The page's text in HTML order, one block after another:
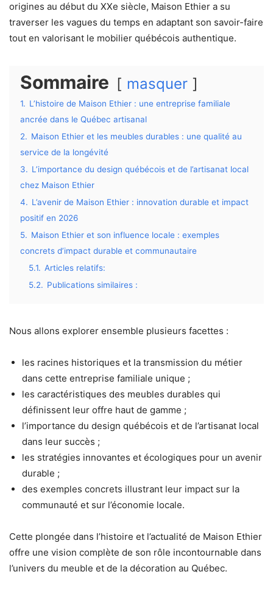
origines au début du XXe siècle, Maison Ethier a su
traverser les vagues du temps en adaptant son savoir-faire
tout en valorisant le mobilier québécois authentique.
Sommaire masquer
1. L’histoire de Maison Ethier : une entreprise familiale
ancrée dans le Québec artisanal
2. Maison Ethier et les meubles durables : une qualité au
service de la longévité
3. L’importance du design québécois et de l’artisanat local
chez Maison Ethier
4. L’avenir de Maison Ethier : innovation durable et impact
positif en 2026
5. Maison Ethier et son influence locale : exemples
concrets d’impact durable et communautaire
5.1. Articles relatifs:
5.2. Publications similaires :
Nous allons explorer ensemble plusieurs facettes :
les racines historiques et la transmission du métier
dans cette entreprise familiale unique ;
les caractéristiques des meubles durables qui
définissent leur offre haut de gamme ;
l’importance du design québécois et de l’artisanat local
dans leur succès ;
les stratégies innovantes et écologiques pour un avenir
durable ;
des exemples concrets illustrant leur impact sur la
communauté et sur l’économie locale.
Cette plongée dans l’histoire et l’actualité de Maison Ethier
offre une vision complète de son rôle incontournable dans
l’univers du meuble et de la décoration au Québec.